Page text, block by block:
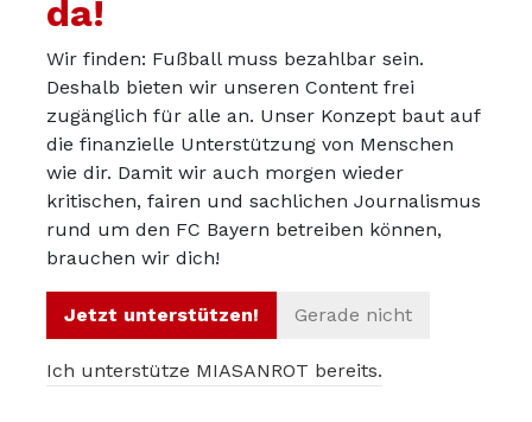
besser dotiert sein sollten.
da!
Wir finden: Fußball muss bezahlbar sein.
Deshalb bieten wir unseren Content frei
zugänglich für alle an. Unser Konzept baut auf
die finanzielle Unterstützung von Menschen
wie dir. Damit wir auch morgen wieder
kritischen, fairen und sachlichen Journalismus
rund um den FC Bayern betreiben können,
brauchen wir dich!
Jetzt unterstützen! Gerade nicht
Ich unterstütze MIASANROT bereits.